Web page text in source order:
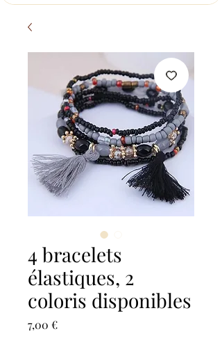
4 bracelets
élastiques, 2
coloris disponibles
7,00 €Precio